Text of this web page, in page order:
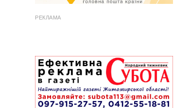
РЕКЛАМА